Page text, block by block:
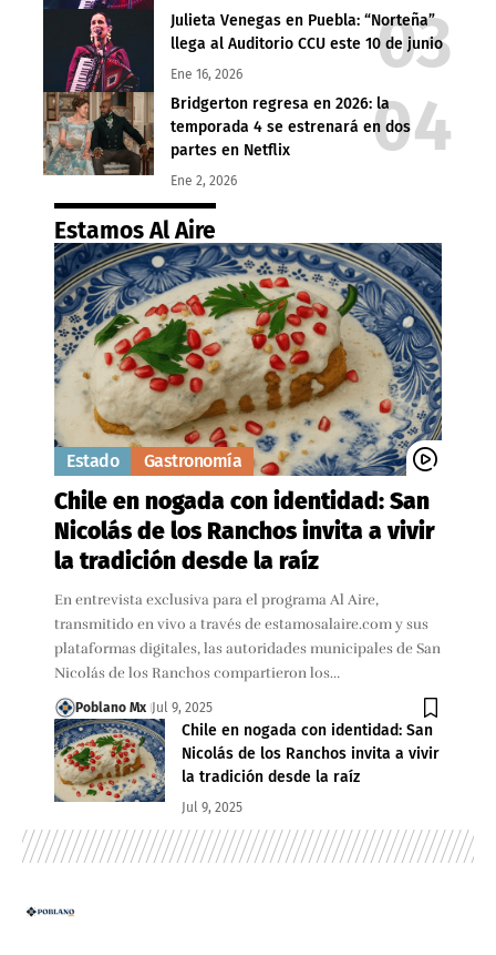
Julieta Venegas en Puebla: “Norteña”
llega al Auditorio CCU este 10 de junio
Ene 16, 2026
Bridgerton regresa en 2026: la
temporada 4 se estrenará en dos
partes en Netflix
Ene 2, 2026
Estamos Al Aire
Estado Gastronomía
Chile en nogada con identidad: San
Nicolás de los Ranchos invita a vivir
la tradición desde la raíz
En entrevista exclusiva para el programa Al Aire,
transmitido en vivo a través de estamosalaire.com y sus
plataformas digitales, las autoridades municipales de San
Nicolás de los Ranchos compartieron los…
Poblano Mx Jul 9, 2025
Chile en nogada con identidad: San
Nicolás de los Ranchos invita a vivir
la tradición desde la raíz
Jul 9, 2025